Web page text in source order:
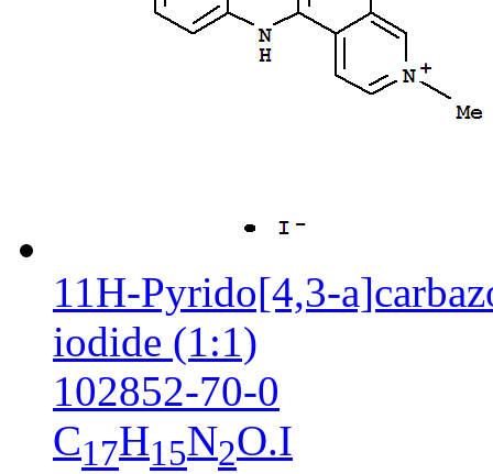
11H-Pyrido[4,3-
iodide (1:1)
102852-70-0
C17H15N2O.I